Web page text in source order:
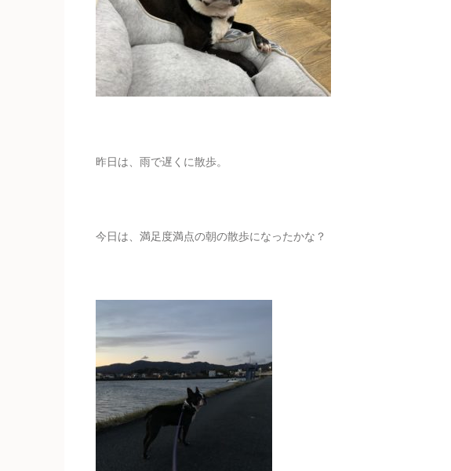
昨日は、雨で遅くに散歩。
今日は、満足度満点の朝の散歩になったかな？